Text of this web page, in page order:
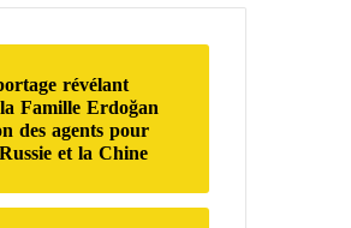
c
h
e
r
révélant
Famille Erdoğan
des agents pour
et la Chine